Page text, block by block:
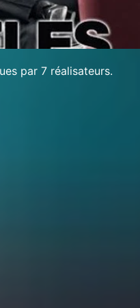
par 7 réalisateurs.